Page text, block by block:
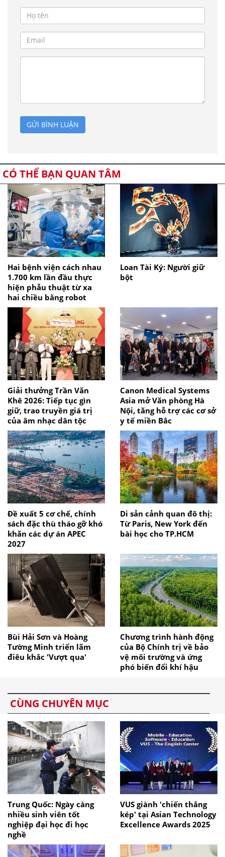
GỬI BÌNH LUẬN
CÓ THỂ BẠN QUAN TÂM
Hai bệnh viện cách nhau
1.700 km lần đầu thực
hiện phẫu thuật từ xa
hai chiều bằng robot
Loan Tài Ký: Người giữ
bột
Giải thưởng Trần Văn
Khê 2026: Tiếp tục gìn
giữ, trao truyền giá trị
của âm nhạc dân tộc
Canon Medical Systems
Asia mở Văn phòng Hà
Nội, tăng hỗ trợ các cơ sở
y tế miền Bắc
Đề xuất 5 cơ chế, chính
sách đặc thù tháo gỡ khó
khăn các dự án APEC
2027
Di sản cảnh quan đô thị:
Từ Paris, New York đến
bài học cho TP.HCM
Bùi Hải Sơn và Hoàng
Tường Minh triển lãm
điêu khắc 'Vượt qua'
Chương trình hành động
của Bộ Chính trị về bảo
vệ môi trường và ứng
phó biến đổi khí hậu
CÙNG CHUYÊN MỤC
Trung Quốc: Ngày càng
nhiều sinh viên tốt
nghiệp đại học đi học
nghề
VUS giành 'chiến thắng
kép' tại Asian Technology
Excellence Awards 2025